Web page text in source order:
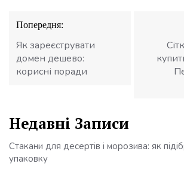
Навігація
записів
Попередня:
Як зареєструвати
домен дешево:
корисні поради
Недавні Записи
Стакани для десертів і морозива: як
упаковку